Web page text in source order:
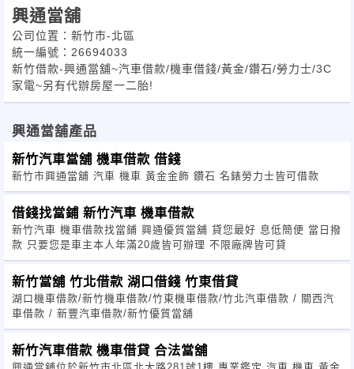
興通當舖
公司位置：新竹市-北區
統一編號：26694033
新竹借款-興通當舖~汽車借款/機車借錢/黃金/鑽石/勞力士/3C
家電~另有代辦房屋一二胎!
興通當舖產品
新竹汽車當舖 機車借款 借錢
新竹市興通當舖 汽車 機車 黃金金飾 鑽石 名錶勞力士皆可借款
借錢找當鋪 新竹汽車 機車借款
新竹汽車 機車借款找當鋪 興通優質當舖 貸您最好 息低簡便 當日撥
款 只要您是車主本人年滿20歲皆可辦理 不限廠牌皆可貸
新竹當舖 竹北借款 湖口借錢 竹東借貸
湖口機車借款/新竹機車借款/竹東機車借款/竹北汽車借款 / 關西汽
車借款 / 新豐汽車借款/新竹優質當舖
新竹汽車借款 機車借貸 合法當舖